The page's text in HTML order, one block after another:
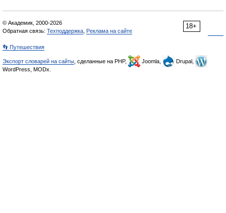
18+
© Академик, 2000-2026
Обратная связь: Техподдержка Реклама на сайте
👣 Путешествия
Экспорт словарей на сайты , сделанные на PHP, Joomla,
Drupal,
WordPress, MODx.